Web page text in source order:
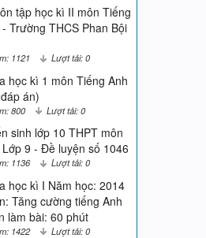
tập học kì II môn Tiếng
Trường THCS Phan Bội
1121 Lượt tải: 0
học kì 1 môn Tiếng Anh
án)
800 Lượt tải: 0
sinh lớp 10 THPT môn
9 - Đề luyện số 1046
1136 Lượt tải: 0
học kì I Năm học: 2014
Tăng cường tiếng Anh
làm bài: 60 phút
1422 Lượt tải: 0